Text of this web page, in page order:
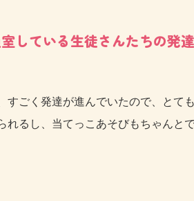
している生徒さんたちの発
すごく発達が進んでいたので、と
るし、当てっこあそびもちゃんと